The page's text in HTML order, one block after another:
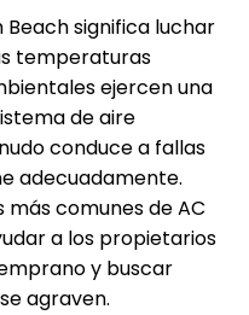
Beach significa luchar
temperaturas
ejercen una
de aire
conduce a fallas
adecuadamente.
comunes de AC
a los propietarios
y buscar
agraven.